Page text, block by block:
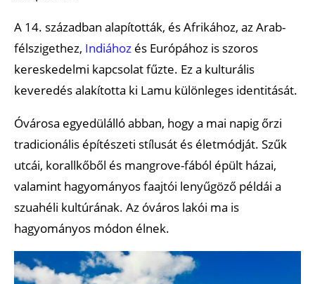
A 14. században alapították, és Afrikához, az Arab-
félszigethez, Indiához és Európához is szoros
kereskedelmi kapcsolat fűzte. Ez a kulturális
keveredés alakította ki Lamu különleges identitását.
Óvárosa egyedülálló abban, hogy a mai napig őrzi
tradicionális építészeti stílusát és életmódját. Szűk
utcái, korallkőből és mangrove-fából épült házai,
valamint hagyományos faajtói lenyűgöző példái a
szuahéli kultúrának. Az óváros lakói ma is
hagyományos módon élnek.